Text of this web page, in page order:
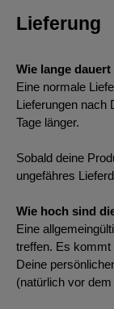
Lieferung
Wie lange
Eine normale
Lieferungen nach
Tage länger.
Sobald deine
ungefähres
Wie hoch sind
Eine
treffen. Es kommt
Deine
(natürlich vor